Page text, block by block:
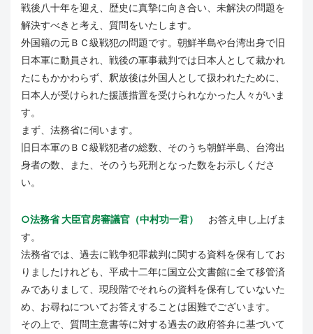
戦後八十年を迎え、歴史に真摯に向き合い、未解決の問題を
解決すべきと考え、質問をいたします。
外国籍の元ＢＣ級戦犯の問題です。朝鮮半島や台湾出身で旧
日本軍に動員され、戦後の軍事裁判では日本人として裁かれ
たにもかかわらず、釈放後は外国人として扱われたために、
日本人が受けられた援護措置を受けられなかった人々がいま
す。
まず、法務省に伺います。
旧日本軍のＢＣ級戦犯者の総数、そのうち朝鮮半島、台湾出
身者の数、また、そのうち死刑となった数をお示しくださ
い。
○法務省 大臣官房審議官（中村功一君）
お答え申し上げま
す。
法務省では、過去に戦争犯罪裁判に関する資料を保有してお
りましたけれども、平成十二年に国立公文書館に全て移管済
みでありまして、現段階でそれらの資料を保有していないた
め、お尋ねについてお答えすることは困難でございます。
その上で、質問主意書等に対する過去の政府答弁に基づいて